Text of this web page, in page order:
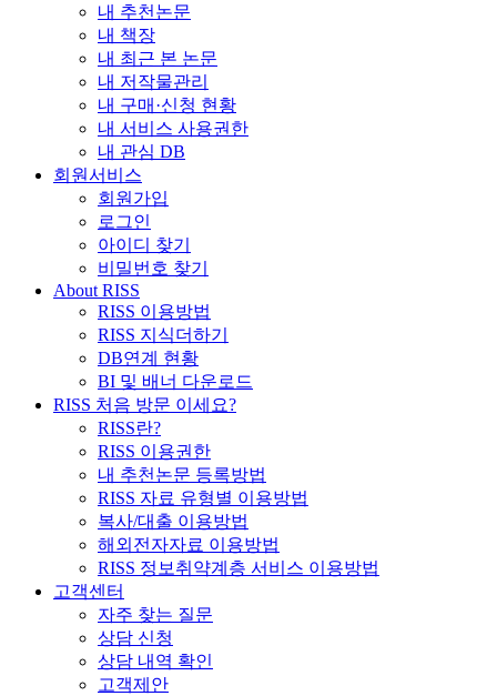
내 추천논문
내 책장
내 최근 본 논문
내 저작물관리
내 구매·신청 현황
내 서비스 사용권한
내 관심 DB
회원서비스
회원가입
로그인
아이디 찾기
비밀번호 찾기
About RISS
RISS 이용방법
RISS 지식더하기
DB연계 현황
BI 및 배너 다운로드
RISS 처음 방문 이세요?
RISS란?
RISS 이용권한
내 추천논문 등록방법
RISS 자료 유형별 이용방법
복사/대출 이용방법
해외전자자료 이용방법
RISS 정보취약계층 서비스 이용방법
고객센터
자주 찾는 질문
상담 신청
상담 내역 확인
고객제안